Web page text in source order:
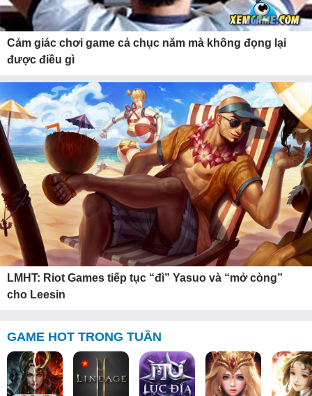
Cảm giác chơi game cả chục năm mà không đọng lại
được điều gì
LMHT: Riot Games tiếp tục “đì” Yasuo và “mở còng”
cho Leesin
GAME HOT TRONG TUẦN